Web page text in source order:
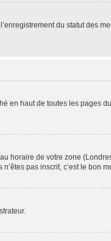
du statut des
en haut de toutes les pages
horaire de votre zone
pas inscrit, c’est le bon